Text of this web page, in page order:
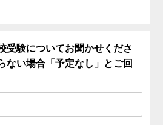
受験についてお聞かせくださ
ない場合「予定なし」とご回